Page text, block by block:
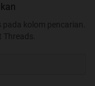
kolom pencarian.